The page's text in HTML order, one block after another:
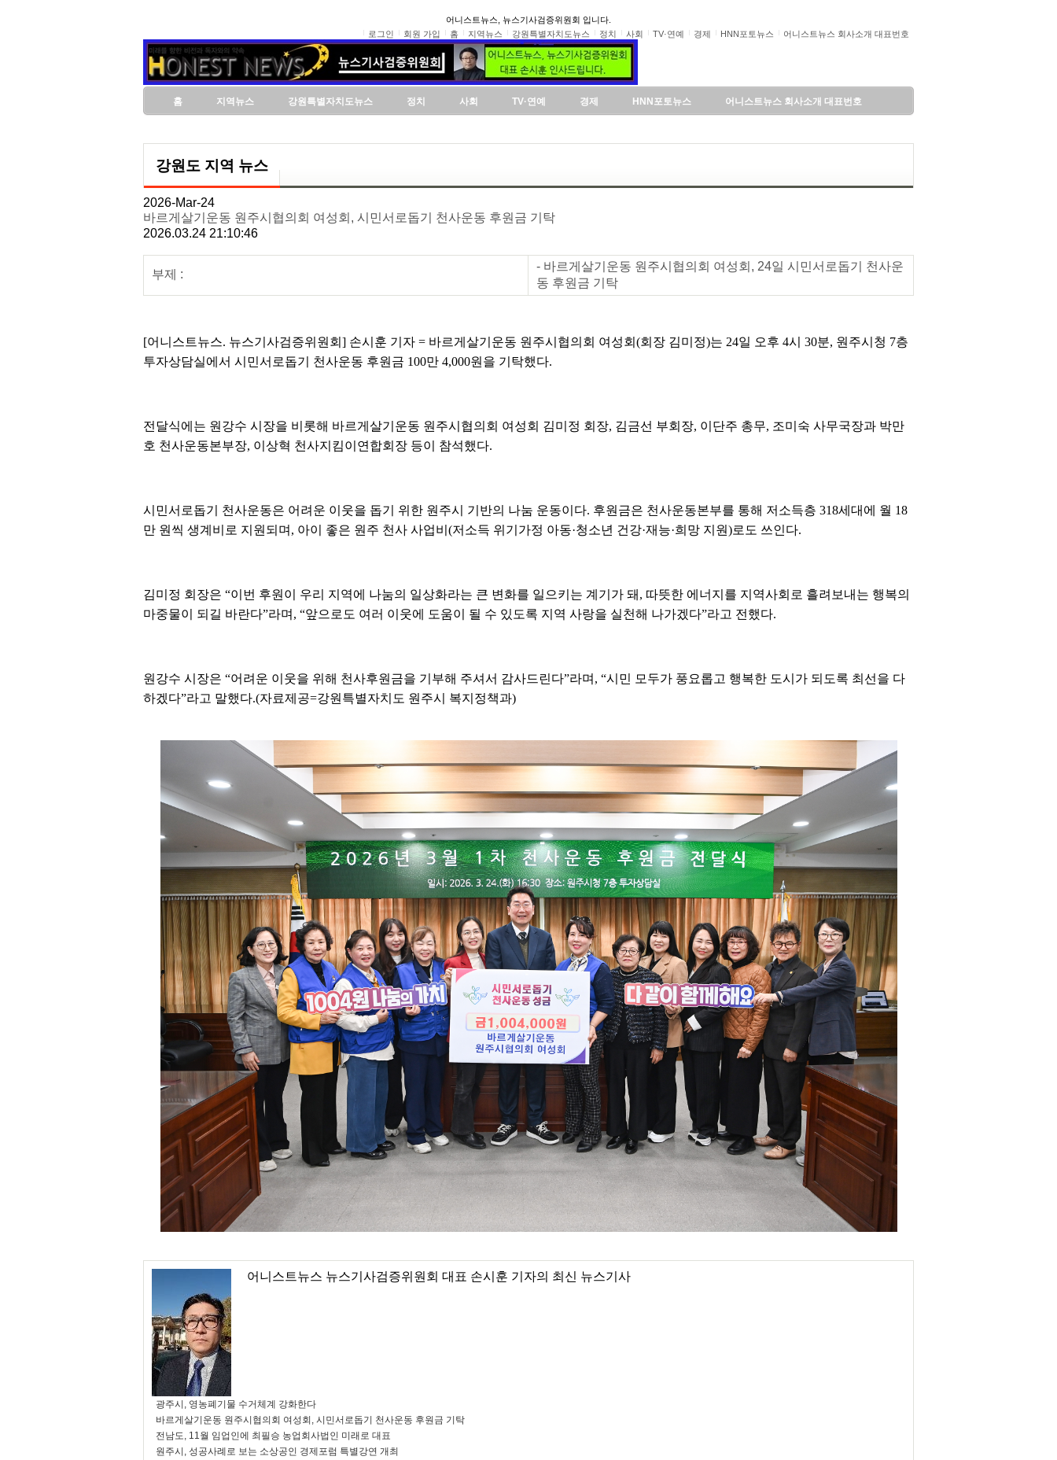
어니스트뉴스, 뉴스기사검증위원회 입니다.
로그인
회원 가입 홈 지역뉴스 강원특별자치도뉴스 정치 사회 TV·연예 경제 HNN포토뉴스 어니스트뉴스 회사소개 대표번호
홈 지역뉴스 강원특별자치도뉴스 정치 사회 TV·연예 경제 HNN포토뉴스 어니스트뉴스 회사소개 대표번호
강원도 지역 뉴스
2026-Mar-24
바르게살기운동 원주시협의회 여성회, 시민서로돕기 천사운동 후원금 기탁
2026.03.24 21:10:46
부제 :
- 바르게살기운동 원주시협의회 여성회, 24일 시민서로돕기 천사운
동 후원금 기탁
[어니스트뉴스. 뉴스기사검증위원회] 손시훈 기자 = 바르게살기운동 원주시협의회 여성회(회장 김미정)는 24일 오후 4시 30분, 원주시청 7층
투자상담실에서 시민서로돕기 천사운동 후원금 100만 4,000원을 기탁했다.
전달식에는 원강수 시장을 비롯해 바르게살기운동 원주시협의회 여성회 김미정 회장, 김금선 부회장, 이단주 총무, 조미숙 사무국장과 박만
호 천사운동본부장, 이상혁 천사지킴이연합회장 등이 참석했다.
시민서로돕기 천사운동은 어려운 이웃을 돕기 위한 원주시 기반의 나눔 운동이다. 후원금은 천사운동본부를 통해 저소득층 318세대에 월 18
만 원씩 생계비로 지원되며, 아이 좋은 원주 천사 사업비(저소득 위기가정 아동·청소년 건강·재능·희망 지원)로도 쓰인다.
김미정 회장은 “이번 후원이 우리 지역에 나눔의 일상화라는 큰 변화를 일으키는 계기가 돼, 따뜻한 에너지를 지역사회로 흘려보내는 행복의
마중물이 되길 바란다”라며, “앞으로도 여러 이웃에 도움이 될 수 있도록 지역 사랑을 실천해 나가겠다”라고 전했다.
원강수 시장은 “어려운 이웃을 위해 천사후원금을 기부해 주셔서 감사드린다”라며, “시민 모두가 풍요롭고 행복한 도시가 되도록 최선을 다
하겠다”라고 말했다.(자료제공=강원특별자치도 원주시 복지정책과)
어니스트뉴스 뉴스기사검증위원회 대표 손시훈 기자의 최신 뉴스기사
광주시, 영농폐기물 수거체계 강화한다
바르게살기운동 원주시협의회 여성회, 시민서로돕기 천사운동 후원금 기탁
전남도, 11월 임업인에 최필승 농업회사법인 미래로 대표
원주시, 성공사례로 보는 소상공인 경제포럼 특별강연 개최